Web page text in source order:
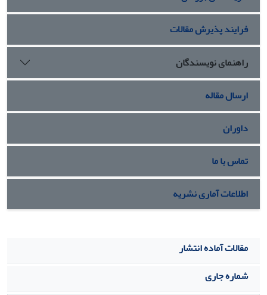
فرایند پذیرش مقالات
راهنمای نویسندگان
ارسال مقاله
داوران
تماس با ما
اطلاعات آماری نشریه
مقالات آماده انتشار
شماره جاری